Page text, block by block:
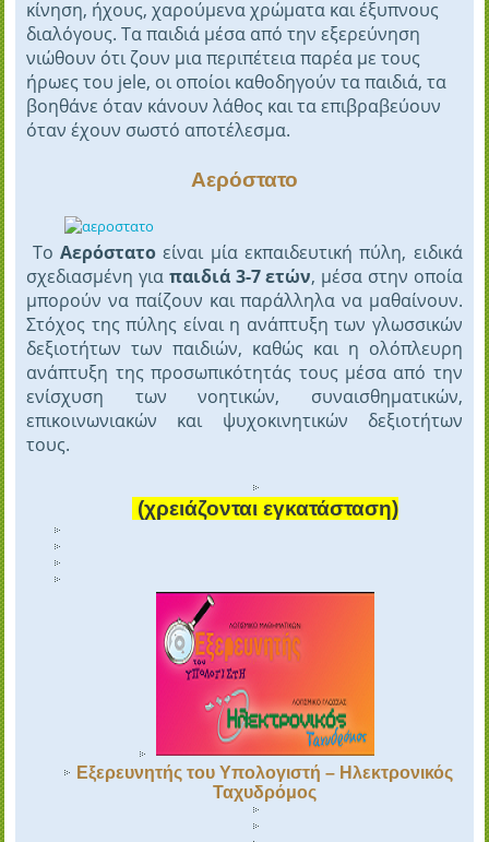
κίνηση, ήχους, χαρούμενα χρώματα και έξυπνους
διαλόγους. Τα παιδιά μέσα από την εξερεύνηση
νιώθουν ότι ζουν μια περιπέτεια παρέα με τους
ήρωες του jele, οι οποίοι καθοδηγούν τα παιδιά, τα
βοηθάνε όταν κάνουν λάθος και τα επιβραβεύουν
όταν έχουν σωστό αποτέλεσμα.
Αερόστατο
ΤοΑερόστατο είναι μία εκπαιδευτική πύλη, ειδικά
σχεδιασμένη για παιδιά 3-7 ετών, μέσα στην οποία
μπορούν να παίζουν και παράλληλα να μαθαίνουν.
Στόχος της πύλης είναι η ανάπτυξη των γλωσσικών
δεξιοτήτων των παιδιών, καθώς και η ολόπλευρη
ανάπτυξη της προσωπικότητάς τους μέσα από την
ενίσχυση των νοητικών, συναισθηματικών,
επικοινωνιακών και ψυχοκινητικών δεξιοτήτων
τους.
(χρειάζονται εγκατάσταση)
Εξερευνητής του Υπολογιστή – Ηλεκτρονικός
Ταχυδρόμος